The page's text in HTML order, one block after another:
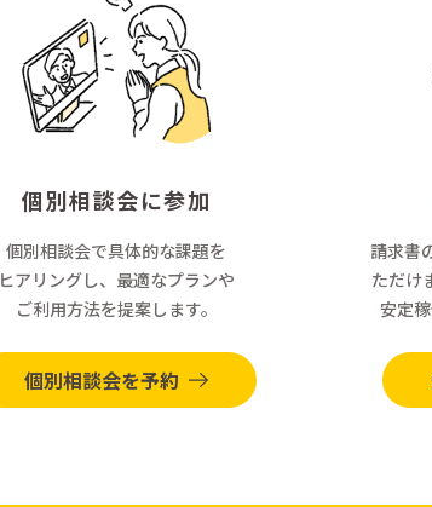
個別相談会に参加
個別相談会で具体的な課題を
ヒアリングし、最適なプランや
ご利用方法を提案します。
個別相談会を予約
請求書
ただけ
安定